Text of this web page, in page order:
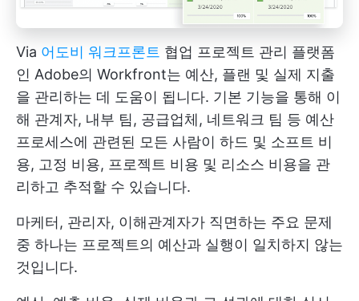
Via 어도비 워크프론트 협업 프로젝트 관리 플랫폼
인 Adobe의 Workfront는 예산, 플랜 및 실제 지출
을 관리하는 데 도움이 됩니다. 기본 기능을 통해 이
해 관계자, 내부 팀, 공급업체, 네트워크 팀 등 예산
프로세스에 관련된 모든 사람이 하드 및 소프트 비
용, 고정 비용, 프로젝트 비용 및 리소스 비용을 관
리하고 추적할 수 있습니다.
마케터, 관리자, 이해관계자가 직면하는 주요 문제
중 하나는 프로젝트의 예산과 실행이 일치하지 않는
것입니다.